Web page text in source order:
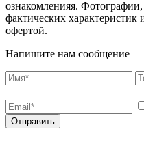
ознакомленияя. Фотографии,
фактических
офертой.
Напишите нам сообщение
Отправить